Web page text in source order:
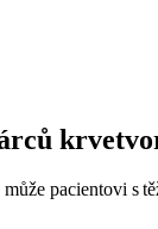
pacientovi s